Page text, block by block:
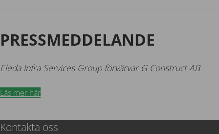
PRESSMEDDELANDE
Eleda Infra Services Group förvärvar G Construct AB
Läs mer här
Kontakta oss